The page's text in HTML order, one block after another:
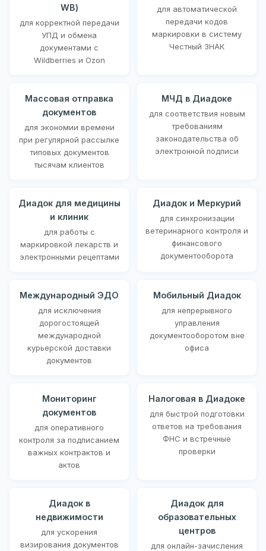
WB)
для корректной передачи
УПД и обмена
документами с
Wildberries и Ozon
для автоматической
передачи кодов
маркировки в систему
Честный ЗНАК
Массовая отправка
документов
для экономии времени
при регулярной рассылке
типовых документов
тысячам клиентов
МЧД в Диадоке
для соответствия новым
требованиям
законодательства об
электронной подписи
Диадок для медицины
и клиник
для работы с
маркировкой лекарств и
электронными рецептами
Диадок и Меркурий
для синхронизации
ветеринарного контроля и
финансового
документооборота
Международный ЭДО
для исключения
дорогостоящей
международной
курьерской доставки
документов
Мобильный Диадок
для непрерывного
управления
документооборотом вне
офиса
Мониторинг
документов
для оперативного
контроля за подписанием
важных контрактов и
актов
Налоговая в Диадоке
для быстрой подготовки
ответов на требования
ФНС и встречные
проверки
Диадок в
недвижимости
для ускорения
визирования документов
Диадок для
образовательных
центров
для онлайн-зачисления